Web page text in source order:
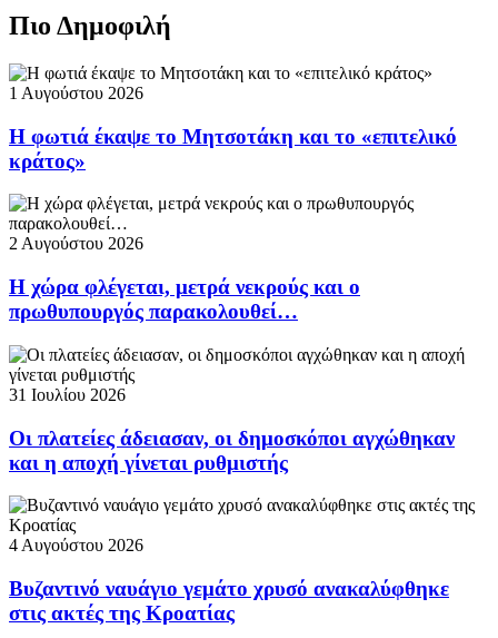
Πιο Δημοφιλή
1 Αυγούστου 2026
Η φωτιά έκαψε το Μητσοτάκη και το «επιτελικό
κράτος»
2 Αυγούστου 2026
Η χώρα φλέγεται, μετρά νεκρούς και ο
πρωθυπουργός παρακολουθεί…
31 Ιουλίου 2026
Οι πλατείες άδειασαν, οι δημοσκόποι αγχώθηκαν
και η αποχή γίνεται ρυθμιστής
4 Αυγούστου 2026
Βυζαντινό ναυάγιο γεμάτο χρυσό ανακαλύφθηκε
στις ακτές της Κροατίας